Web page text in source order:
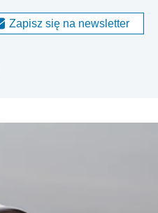
Zapisz się na newsletter